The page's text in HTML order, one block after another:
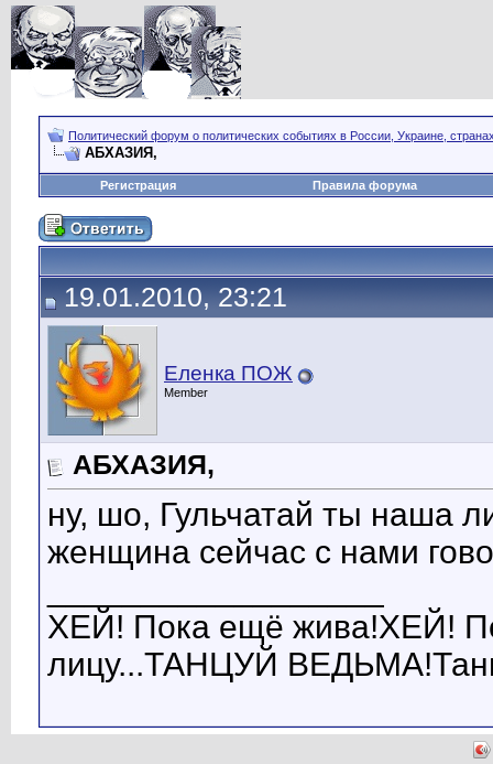
Политический форум о политических событиях в России, Украине,
АБХАЗИЯ,
Регистрация Правила форума
19.01.2010, 23:21
Еленка ПОЖ
Member
АБХАЗИЯ,
ну, шо, Гульчатай ты наша
женщина сейчас с нами
ХЕЙ! Пока ещё жива!ХЕЙ!
лицу...ТАНЦУЙ